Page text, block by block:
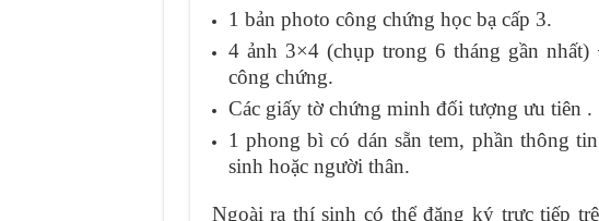
1 bản photo công chứng học bạ cấp 3.
4 ảnh 3×4 (chụp trong 6 tháng gần
công chứng.
Các giấy tờ chứng minh đối tượng ưu tiên .
1 phong bì có dán sẵn tem, phần thông
sinh hoặc người thân.
Ngoài ra thí sinh có thể đăng ký trực tiếp